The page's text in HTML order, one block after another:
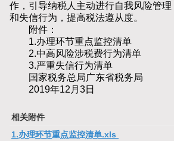
作，引导纳税人主动进行自我风险管
和失信行为，提高税法遵从度。
附件：
1.办理环节重点监控清单
2.中高风险涉税费行为清单
3.严重失信行为清单
国家税务总局广东省税务局
2019年12月3日
相关附件
1.办理环节重点监控清单.xls